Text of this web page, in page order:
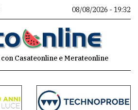
08/08/2026 - 19:32
Casateonline e Merateonline